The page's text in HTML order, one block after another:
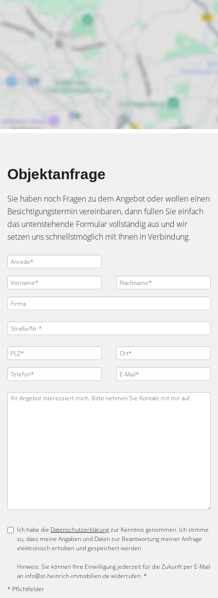
Objektanfrage
Sie haben noch Fragen zu dem Angebot oder wollen einen
Besichtigungstermin vereinbaren, dann füllen Sie einfach
das untenstehende Formular vollständig aus und wir
setzen uns schnellstmöglich mit Ihnen in Verbindung.
Ich habe die Datenschutzerklärungzur Kenntnis genommen. Ich stimme
zu, dass meine Angaben und Daten zur Beantwortung meiner Anfrage
elektronisch erhoben und gespeichert werden.
Hinweis: Sie können Ihre Einwilligung jederzeit für die Zukunft per E-Mail
an info@st-heinrich-immobilien.de widerrufen. *
* Pflichtfelder